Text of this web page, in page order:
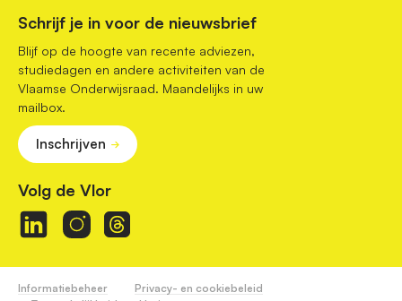
Schrijf je in voor de nieuwsbrief
Blijf op de hoogte van recente adviezen,
studiedagen en andere activiteiten van de
Vlaamse Onderwijsraad. Maandelijks in uw
mailbox.
Inschrijven
Volg de Vlor
Informatiebeheer
Privacy- en cookiebeleid